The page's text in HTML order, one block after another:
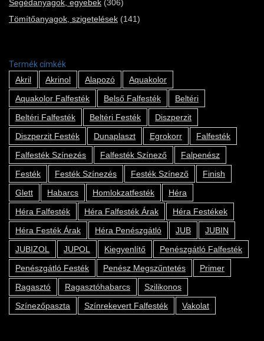
Segédanyagok, egyebek (306)
Tömítőanyagok, szigetelések (141)
Termék címkék
Akril
Akrinol Alapozó
Aquakolor
Aquakolor Falfesték
Belső Falfesték
Beltéri
Beltéri Falfesték
Beltéri Festék
Diszperzit
Diszperzit Festék
Dunaplaszt Egrokorr
Falfesték
Falfesték Színezés
Falfesték Színező
Falpenész
Festék
Festék Színezés Festék Színező
Finish
Glett
Habarcs Homlokzatfesték
Héra
Héra Falfesték
Héra Falfesték Árak
Héra Festékek
Héra Festék Árak
Héra Penészgátló JUB
JUBIN
JUBIZOL
JUPOL Kiegyenlítő
Penészgátló Falfesték
Penészgátló Festék
Penész Megszűntetés
Primer
Ragasztó
Ragasztóhabarcs
Szilikonos
Színezőpaszta
Színrekevert Falfesték Vakolat